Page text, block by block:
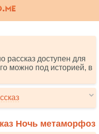
рассказ доступен для
можно под историей, в
Ночь метаморфоз